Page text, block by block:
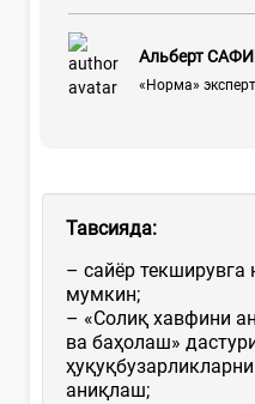
Альберт
«Норма»
Тавсияда:
– сайёр
мумкин;
– «Солиқ хавфини
ва баҳолаш»
аниқлаш;